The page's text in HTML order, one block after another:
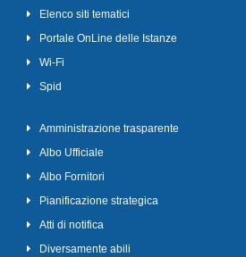
Elenco siti tematici
Portale OnLine delle Istanze
Wi-Fi
Spid
Amministrazione trasparente
Albo Ufficiale
Albo Fornitori
Pianificazione strategica
Atti di notifica
Diversamente abili